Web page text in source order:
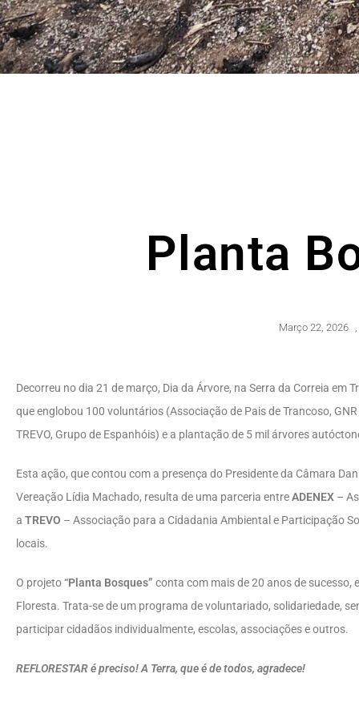
Planta
Março 22, 2026 ,
Decorreu no dia 21 de março, Dia da Árvore, na Serra da Correia
que englobou 100 voluntários (Associação de Pais de Trancoso,
TREVO, Grupo de Espanhóis) e a plantação de 5 mil árvores
Esta ação, que contou com a presença do Presidente da Câmara
Vereação Lídia Machado, resulta de uma parceria entreADENEX –
a TREVO – Associação para a Cidadania Ambiental e Participação
locais.
O projeto“Planta Bosques” conta com mais de 20 anos de sucesso,
Floresta. Trata-se de um programa de voluntariado, solidariedade,
participar cidadãos individualmente, escolas, associações e outros.
REFLORESTAR é preciso! A Terra, que é de todos, agradece!